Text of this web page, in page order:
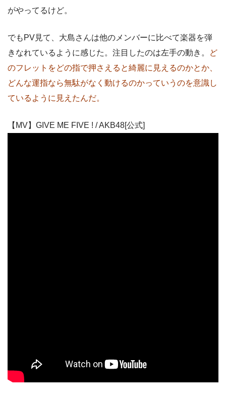
がやってるけど。
でもPV見て、大島さんは他のメンバーに比べて楽器を弾
きなれているように感じた。注目したのは左手の動き。
ど
のフレットをどの指で押さえると綺麗に見えるのかとか、
どんな運指なら無駄がなく動けるのかっていうのを意識し
ているように見えたんだ。
【MV】GIVE ME FIVE ! / AKB48[公式]